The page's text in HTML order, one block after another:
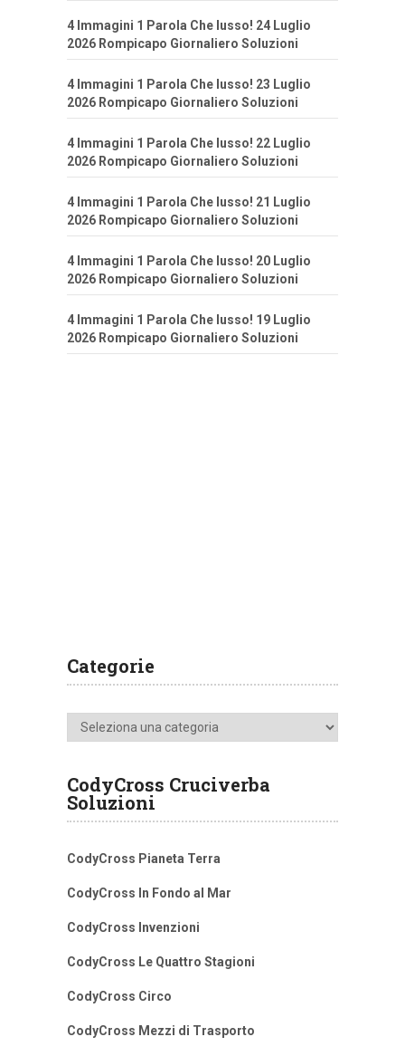
4 Immagini 1 Parola Che lusso! 24 Luglio
2026 Rompicapo Giornaliero Soluzioni
4 Immagini 1 Parola Che lusso! 23 Luglio
2026 Rompicapo Giornaliero Soluzioni
4 Immagini 1 Parola Che lusso! 22 Luglio
2026 Rompicapo Giornaliero Soluzioni
4 Immagini 1 Parola Che lusso! 21 Luglio
2026 Rompicapo Giornaliero Soluzioni
4 Immagini 1 Parola Che lusso! 20 Luglio
2026 Rompicapo Giornaliero Soluzioni
4 Immagini 1 Parola Che lusso! 19 Luglio
2026 Rompicapo Giornaliero Soluzioni
Categorie
Categorie
CodyCross Cruciverba
Soluzioni
CodyCross Pianeta Terra
CodyCross In Fondo al Mar
CodyCross Invenzioni
CodyCross Le Quattro Stagioni
CodyCross Circo
CodyCross Mezzi di Trasporto